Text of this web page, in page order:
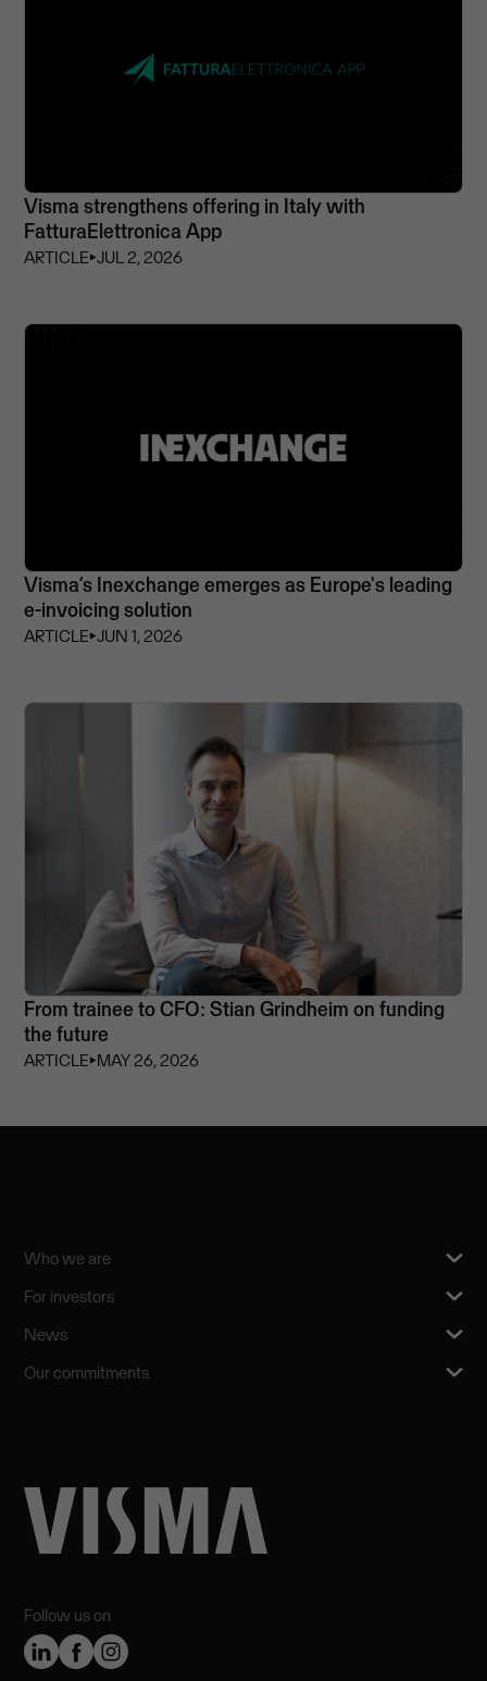
Visma strengthens offering in Italy with
FatturaElettronica App
ARTICLE⏵JUL 2, 2026
Visma’s Inexchange emerges as Europe's leading
e-invoicing solution
ARTICLE⏵JUN 1, 2026
From trainee to CFO: Stian Grindheim on funding
the future
ARTICLE⏵MAY 26, 2026
Follow us on
Who we are
For investors
News
Our commitments